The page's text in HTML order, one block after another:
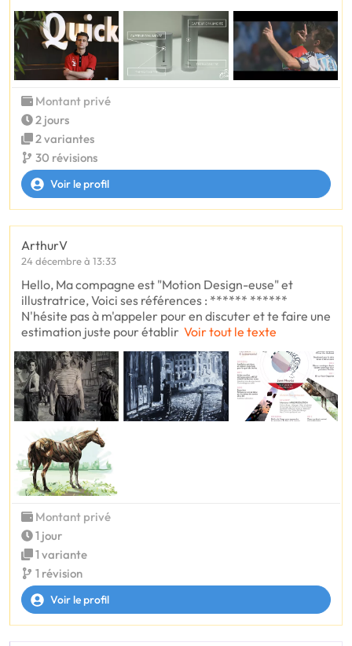
Montant privé
2 jours
2 variantes
30 révisions
Voir le profil
ArthurV
24 décembre à 13:33
Hello, Ma compagne est "Motion Design-euse" et
illustratrice, Voici ses références : ****** ******
N'hésite pas à m'appeler pour en discuter et te faire une
estimation juste pour établir Voir tout le texte
Montant privé
1 jour
1 variante
1 révision
Voir le profil